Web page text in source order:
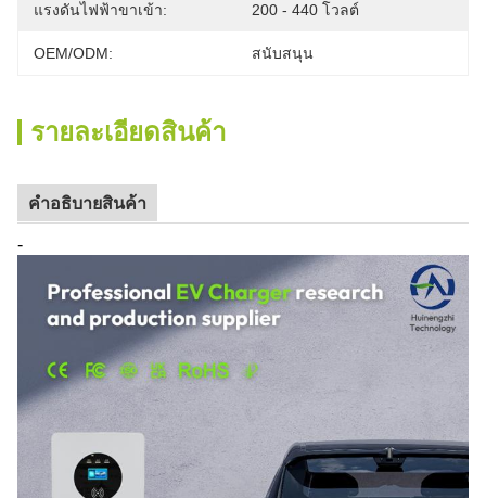
แรงดันไฟฟ้าขาเข้า: 200 - 440 โวลต์
OEM/ODM: สนับสนุน
รายละเอียดสินค้า
คําอธิบายสินค้า
-